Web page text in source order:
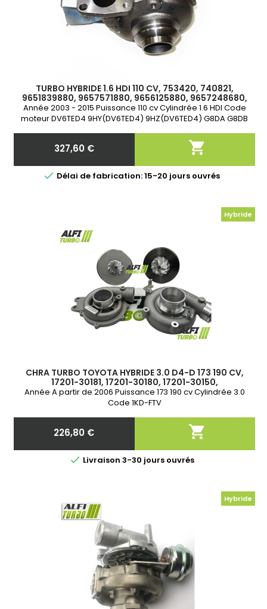
TURBO HYBRIDE 1.6 HDI 110 CV, 753420, 740821,
9651839880, 9657571880, 9656125880, 9657248680,
9657531880
Année 2003 - 2015 Puissance 110 cv Cylindrée 1.6 HDI Code
moteur DV6TED4 9HY(DV6TED4) 9HZ(DV6TED4) G8DA G8DB
Prix
327,60 € 
 Délai de fabrication: 15-20 jours ouvrés
Hybride
CHRA TURBO TOYOTA HYBRIDE 3.0 D4-D 173 190 CV,
17201-30181, 17201-30180, 17201-30150,
Année A partir de 2006 Puissance 173 190 cv Cylindrée 3.0
Code 1KD-FTV
Prix
226,80 € 
 Livraison 3-30 jours ouvrés
Hybride